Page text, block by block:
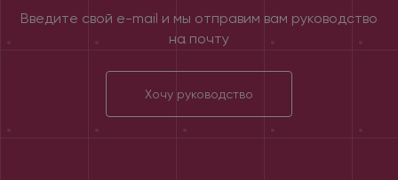
Введите свой e-mail и мы отправим вам руководство
на почту
Хочу руководство